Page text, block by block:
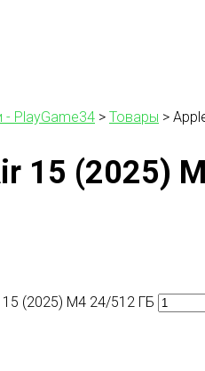
- PlayGame34 > Товары >
15 (2025)
(2025) M4 24/512 ГБ